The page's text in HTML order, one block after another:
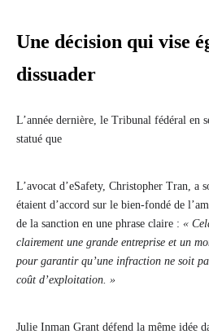
Une décision qui vise
dissuader
L’année dernière, le Tribunal fédéral en
statué que
L’avocat d’eSafety, Christopher Tran, a
étaient d’accord sur le bien-fondé de
de la sanction en une phrase claire : «
clairement une grande entreprise et un
pour garantir qu’une infraction ne soit
coût d’exploitation. »
Julie Inman Grant défend la même idée